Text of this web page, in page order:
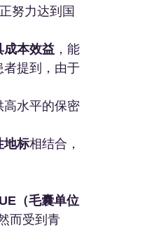
努力达到国
成本效益 ，能
者提到，由于
高水平的保密
地标相结合，
（毛囊单位
而受到青